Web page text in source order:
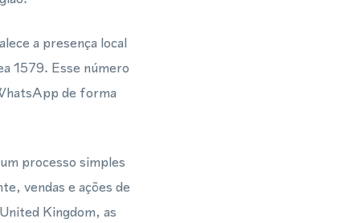
a presença local
1579. Esse número
de forma
processo simples
vendas e ações de
Kingdom, as